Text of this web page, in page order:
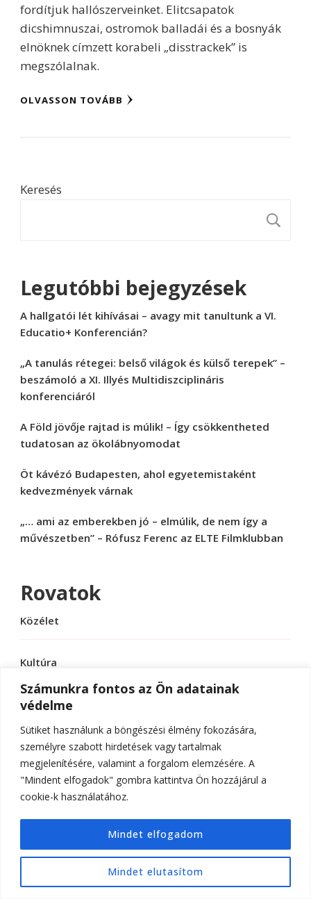
Számunkra fontos az Ön adatainak
védelme
Sütiket használunk a böngészési élmény fokozására,
személyre szabott hirdetések vagy tartalmak
megjelenítésére, valamint a forgalom elemzésére. A
"Mindent elfogadok" gombra kattintva Ön hozzájárul a
cookie-k használatához.
Mindet elutasítom
Mindet elfogadom
fordítjuk hallószerveinket. Elitcsapatok
dicshimnuszai, ostromok balladái és a bosnyák
elnöknek címzett korabeli „disstrackek” is
megszólalnak.
OLVASSON TOVÁBB
Keresés
Legutóbbi bejegyzések
A hallgatói lét kihívásai – avagy mit tanultunk a VI.
Educatio+ Konferencián?
„A tanulás rétegei: belső világok és külső terepek” –
beszámoló a XI. Illyés Multidiszciplináris
konferenciáról
A Föld jövője rajtad is múlik! – Így csökkentheted
tudatosan az ökolábnyomodat
Öt kávézó Budapesten, ahol egyetemistaként
kedvezmények várnak
„… ami az emberekben jó – elmúlik, de nem így a
művészetben” – Rófusz Ferenc az ELTE Filmklubban
Rovatok
Közélet
Kultúra
Sport
Tudomány
© Szerzői jog 2026ELTE Online
fenntartva.Hello Fashion | FejlesztetteBlossom
Themes.Készítette: WordPress